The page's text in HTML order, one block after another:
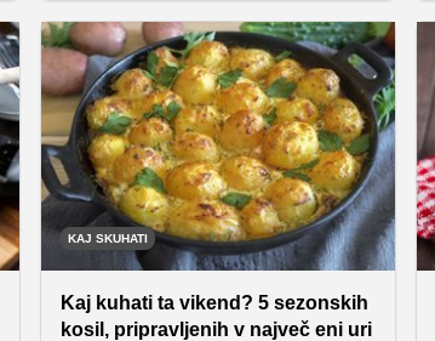
jedi, ki vas bodo rešile, ko se vam ne
ljubi kuhati.
KAJ SKUHATI
Kaj kuhati ta vikend? 5 sezonskih
kosil, pripravljenih v največ eni uri